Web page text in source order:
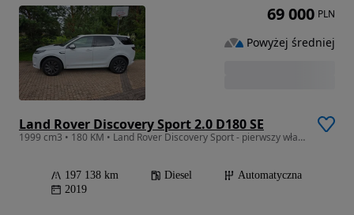
Land Rover Discovery Sport 2.0 D180 SE
1999 cm3 • 180 KM • Land Rover Discovery Sport - pierwszy właściciel, z polskiego salonu
197 138 km Diesel
Automatyczna
2019
69 000 PLN
Powyżej średniej